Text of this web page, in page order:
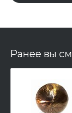
Ранее вы